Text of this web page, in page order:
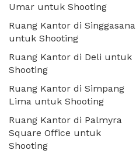
Umar untuk Shooting
Ruang Kantor di Singgasana
untuk Shooting
Ruang Kantor di Deli untuk
Shooting
Ruang Kantor di Simpang
Lima untuk Shooting
Ruang Kantor di Palmyra
Square Office untuk
Shooting